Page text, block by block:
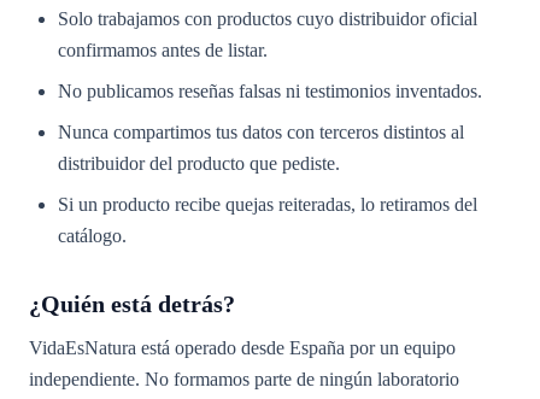
Solo trabajamos con productos cuyo distribuidor oficial
confirmamos antes de listar.
No publicamos reseñas falsas ni testimonios inventados.
Nunca compartimos tus datos con terceros distintos al
distribuidor del producto que pediste.
Si un producto recibe quejas reiteradas, lo retiramos del
catálogo.
¿Quién está detrás?
VidaEsNatura está operado desde España por un equipo
independiente. No formamos parte de ningún laboratorio